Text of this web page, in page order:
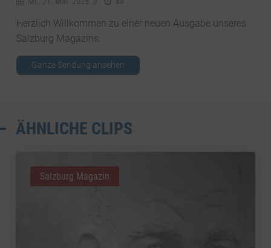
Herzlich Willkommen zu einer neuen Ausgabe unseres
Salzburg Magazins.
Ganze Sendung ansehen
ÄHNLICHE CLIPS
Salzburg Magazin